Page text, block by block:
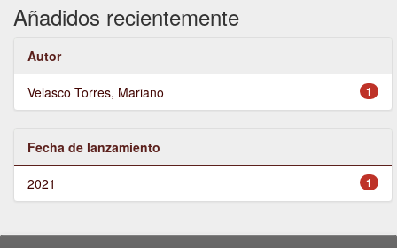
Añadidos recientemente
Autor
1
Velasco Torres, Mariano
Fecha de lanzamiento
1
2021